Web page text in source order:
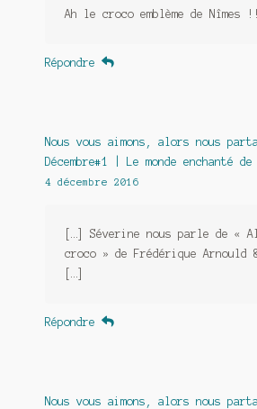
Ah le croco emblème de Nîmes !!
Répondre
Nous vous aimons, alors nous
Décembre#1 | Le monde enchanté
4 décembre 2016
[…] Séverine nous parle de «
croco » de Frédérique Arnould
Répondre
Nous vous aimons, alors nous